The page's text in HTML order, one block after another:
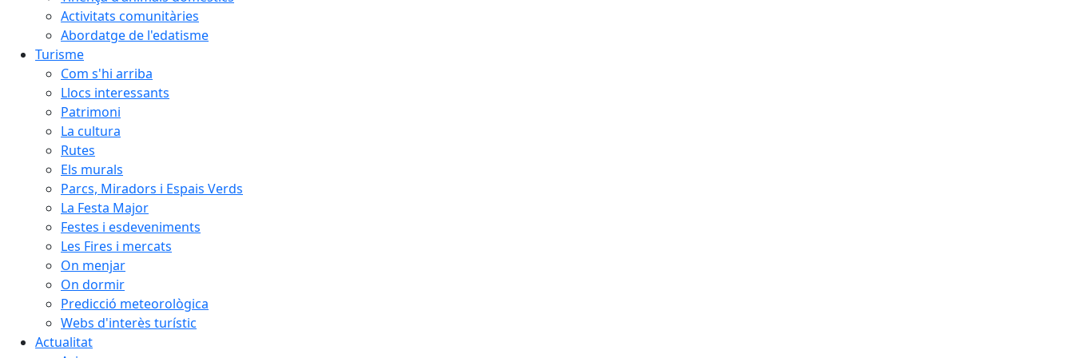
Activitats comunitàries
Abordatge de l'edatisme
Turisme
Com s'hi arriba
Llocs interessants
Patrimoni
La cultura
Rutes
Els murals
Parcs, Miradors i Espais Verds
La Festa Major
Festes i esdeveniments
Les Fires i mercats
On menjar
On dormir
Predicció meteorològica
Webs d'interès turístic
Actualitat